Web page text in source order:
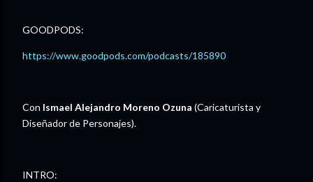
GOODPODS:
https://www.goodpods.com/podcasts/185890
Con Ismael Alejandro Moreno Ozuna (Caricaturista y
Diseñador de Personajes).
INTRO: